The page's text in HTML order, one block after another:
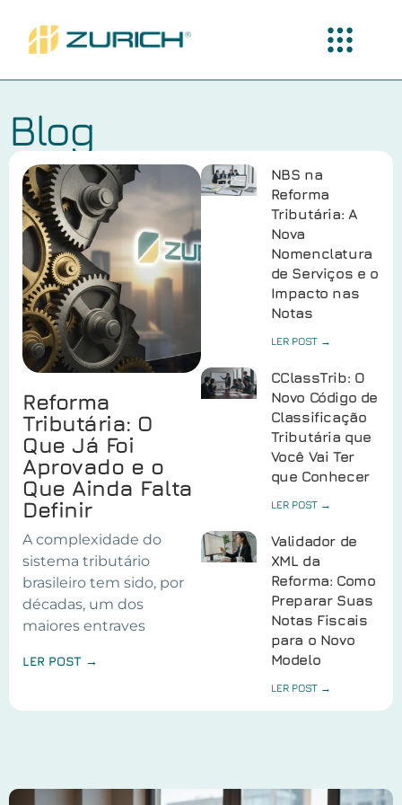
Blog
Reforma
Tributária: O
Que Já Foi
Aprovado e o
Que Ainda Falta
Definir
A complexidade do
sistema tributário
brasileiro tem sido, por
décadas, um dos
maiores entraves
LER POST →
NBS na
Reforma
Tributária: A
Nova
Nomenclatura
de Serviços e o
Impacto nas
Notas
LER POST →
CClassTrib: O
Novo Código de
Classificação
Tributária que
Você Vai Ter
que Conhecer
LER POST →
Validador de
XML da
Reforma: Como
Preparar Suas
Notas Fiscais
para o Novo
Modelo
LER POST →